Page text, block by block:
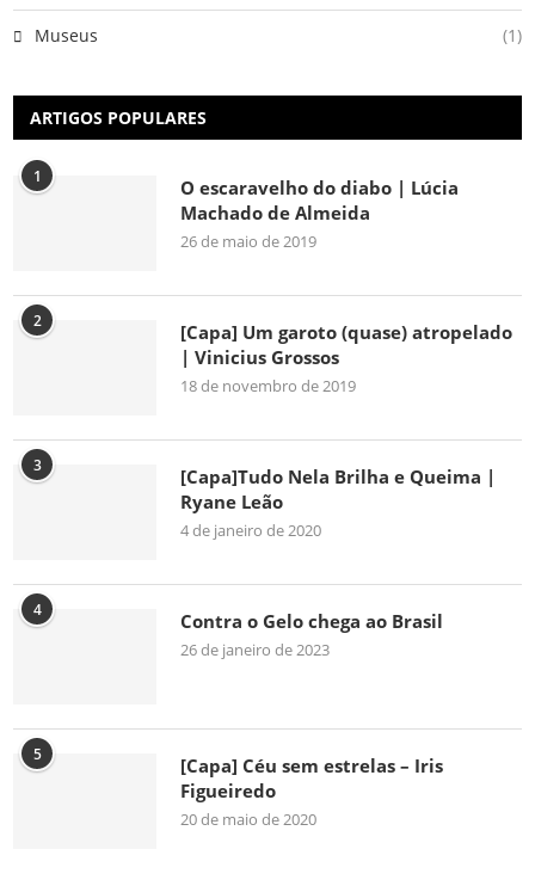
Museus (1)
ARTIGOS POPULARES
1
O escaravelho do diabo | Lúcia
Machado de Almeida
26 de maio de 2019
2
[Capa] Um garoto (quase) atropelado
| Vinicius Grossos
18 de novembro de 2019
3
[Capa]Tudo Nela Brilha e Queima |
Ryane Leão
4 de janeiro de 2020
4 Contra o Gelo chega ao Brasil
26 de janeiro de 2023
5
[Capa] Céu sem estrelas – Iris
Figueiredo
20 de maio de 2020